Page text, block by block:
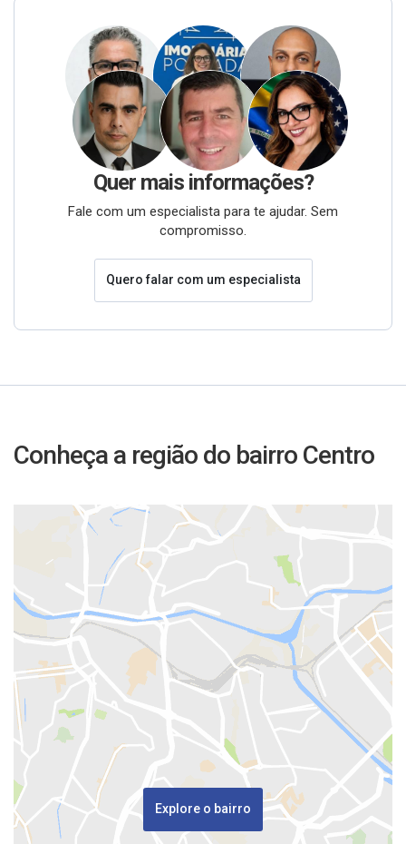
Quer mais informações?
Fale com um especialista para te ajudar. Sem
compromisso.
Quero falar com um especialista
Conheça a região do bairro Centro
Explore o bairro